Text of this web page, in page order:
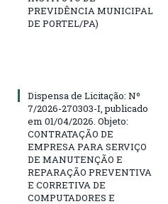
PREVIDÊNCIA MUNICIPAL
DE PORTEL/PA)
Dispensa de Licitação: Nº
7/2026-270303-I, publicado
em 01/04/2026. Objeto:
CONTRATAÇÃO DE
EMPRESA PARA SERVIÇO
DE MANUTENÇÃO E
REPARAÇÃO PREVENTIVA
E CORRETIVA DE
COMPUTADORES E